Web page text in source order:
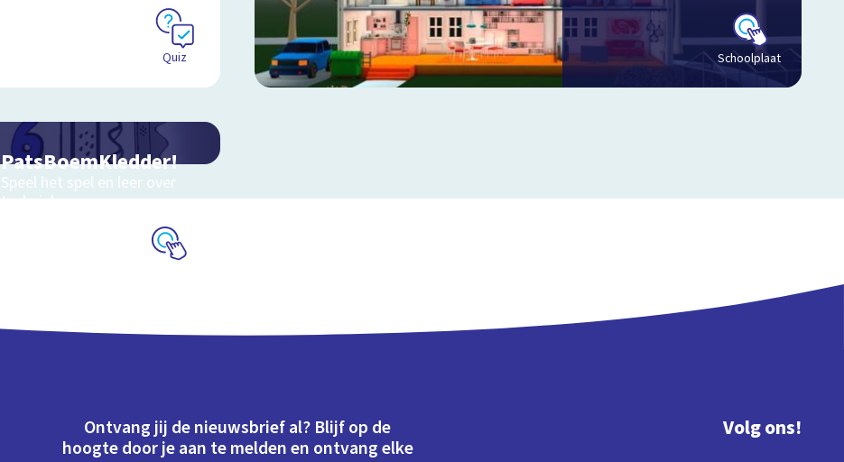
Quiz Schoolplaat
PatsBoemKledder!
Speel het spel en leer over
techniek
Ontvang jij de nieuwsbrief al? Blijf op de
hoogte door je aan te melden en ontvang elke
Volg ons!